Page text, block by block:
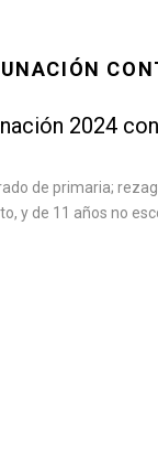
2024
de primaria;
y de 11 años no